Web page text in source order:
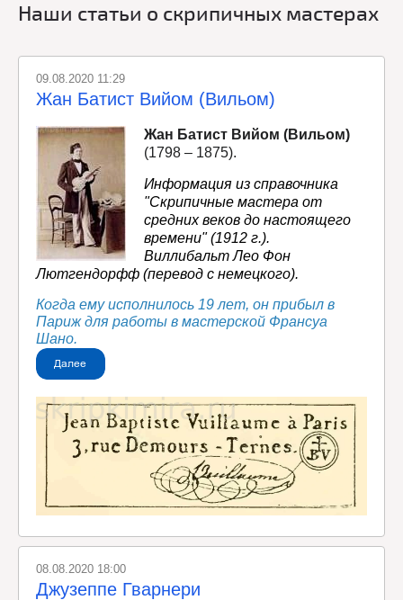
Наши статьи о скрипичных мастерах
09.08.2020 11:29
Жан Батист Вийом (Вильом)
Жан Батист Вийом (Вильом)
(1798 – 1875).
Информация из справочника
"Скрипичные мастера от
средних веков до настоящего
времени" (1912 г.).
Виллибальт Лео Фон
Лютгендорфф (перевод с немецкого).
Когда ему исполнилось 19 лет, он прибыл в
Париж для работы в мастерской Франсуа
Шано.
08.08.2020 18:00
Джузеппе Гварнери